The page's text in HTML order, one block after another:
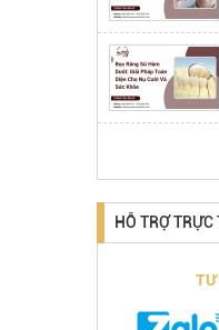
HỖ TRỢ TRỰC
TƯ